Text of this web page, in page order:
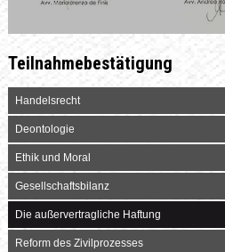
Teilnahmebestätigung
Handelsrecht
Deontologie
Ethik und Moral
Gesellschaftsbilanz
Die außervertragliche Haftung
Reform des Zivilprozesses